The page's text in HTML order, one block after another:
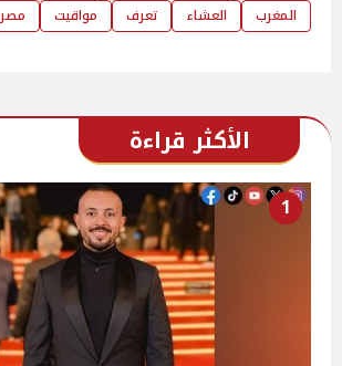
المغرب
العشاء تعرف مواقيت مصر
الأكثر قراءة
1